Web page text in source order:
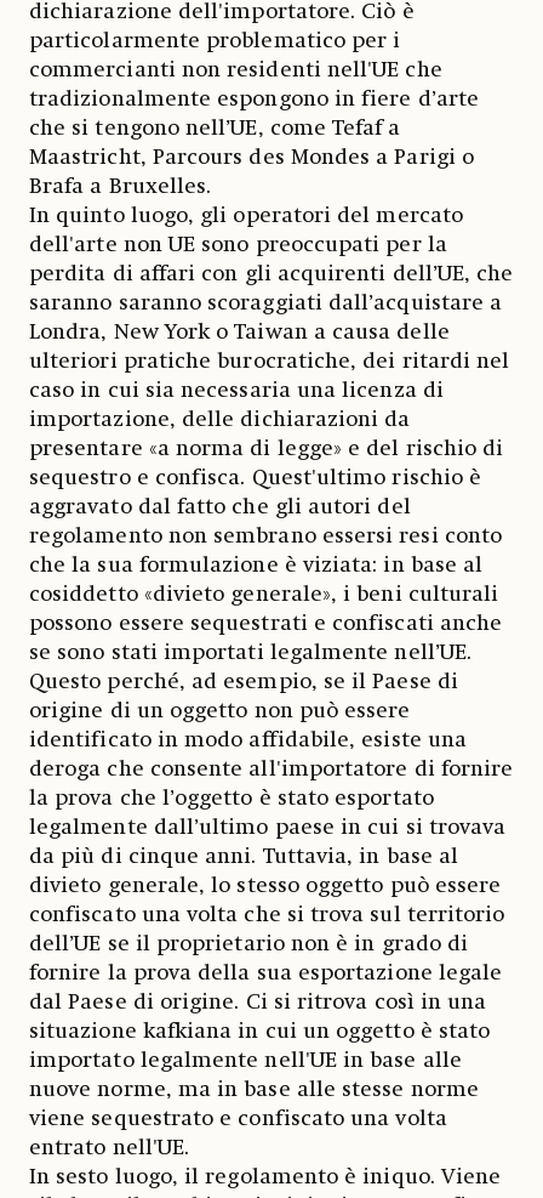
dichiarazione dell'importatore. Ciò è
particolarmente problematico per i
commercianti non residenti nell'UE che
tradizionalmente espongono in fiere d’arte
che si tengono nell’UE, come Tefaf a
Maastricht, Parcours des Mondes a Parigi o
Brafa a Bruxelles.
In quinto luogo, gli operatori del mercato
dell'arte non UE sono preoccupati per la
perdita di affari con gli acquirenti dell’UE, che
saranno saranno scoraggiati dall’acquistare a
Londra, New York o Taiwan a causa delle
ulteriori pratiche burocratiche, dei ritardi nel
caso in cui sia necessaria una licenza di
importazione, delle dichiarazioni da
presentare «a norma di legge» e del rischio di
sequestro e confisca. Quest'ultimo rischio è
aggravato dal fatto che gli autori del
regolamento non sembrano essersi resi conto
che la sua formulazione è viziata: in base al
cosiddetto «divieto generale», i beni culturali
possono essere sequestrati e confiscati anche
se sono stati importati legalmente nell’UE.
Questo perché, ad esempio, se il Paese di
origine di un oggetto non può essere
identificato in modo affidabile, esiste una
deroga che consente all'importatore di fornire
la prova che l’oggetto è stato esportato
legalmente dall’ultimo paese in cui si trovava
da più di cinque anni. Tuttavia, in base al
divieto generale, lo stesso oggetto può essere
confiscato una volta che si trova sul territorio
dell’UE se il proprietario non è in grado di
fornire la prova della sua esportazione legale
dal Paese di origine. Ci si ritrova così in una
situazione kafkiana in cui un oggetto è stato
importato legalmente nell'UE in base alle
nuove norme, ma in base alle stesse norme
viene sequestrato e confiscato una volta
entrato nell'UE.
In sesto luogo, il regolamento è iniquo. Viene